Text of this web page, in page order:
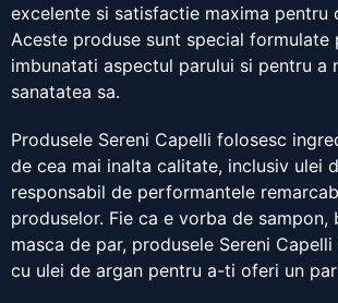
excelente si satisfactie maxima pentru
Aceste produse sunt special formulate
imbunatati aspectul parului si pentru a
sanatatea sa.
Produsele Sereni Capelli folosesc
de cea mai inalta calitate, inclusiv ulei
responsabil de performantele
produselor. Fie ca e vorba de sampon,
masca de par, produsele Sereni
cu ulei de argan pentru a-ti oferi un